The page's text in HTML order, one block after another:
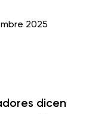
2025
dicen